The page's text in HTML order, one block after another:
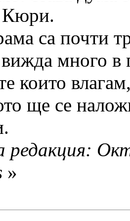
Кюри.
са почти
много в
които
ще се
редакция:
»